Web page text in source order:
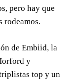
pero hay que
rodeamos.
de Embiid, la
y
top y un